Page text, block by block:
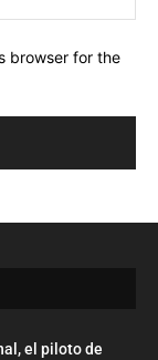
browser for the
el piloto de